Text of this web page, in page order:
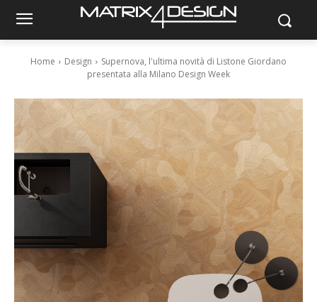
Home Design
Supernova, l'ultima novità di Listone Giordano
presentata alla Milano Design Week